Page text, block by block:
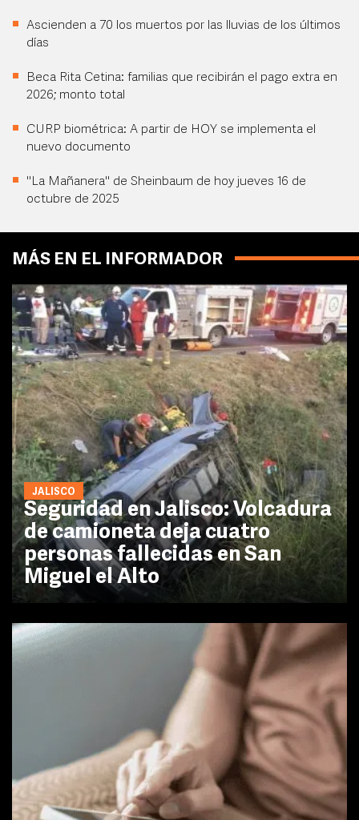
Ascienden a 70 los muertos por las lluvias de los últimos
días
Beca Rita Cetina: familias que recibirán el pago extra en
2026; monto total
CURP biométrica: A partir de HOY se implementa el
nuevo documento
"La Mañanera" de Sheinbaum de hoy jueves 16 de
octubre de 2025
MÁS EN EL INFORMADOR
JALISCO
Seguridad en Jalisco: Volcadura
de camioneta deja cuatro
personas fallecidas en San
Miguel el Alto